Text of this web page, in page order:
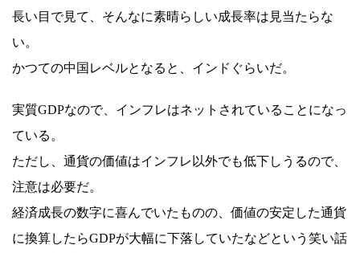
長い目で見て、そんなに素晴らしい成長率は見当たらな
い。
かつての中国レベルとなると、インドぐらいだ。
実質GDPなので、インフレはネットされていることになっ
ている。
ただし、通貨の価値はインフレ以外でも低下しうるので、
注意は必要だ。
経済成長の数字に喜んでいたものの、価値の安定した通貨
に換算したらGDPが大幅に下落していたなどという笑い話